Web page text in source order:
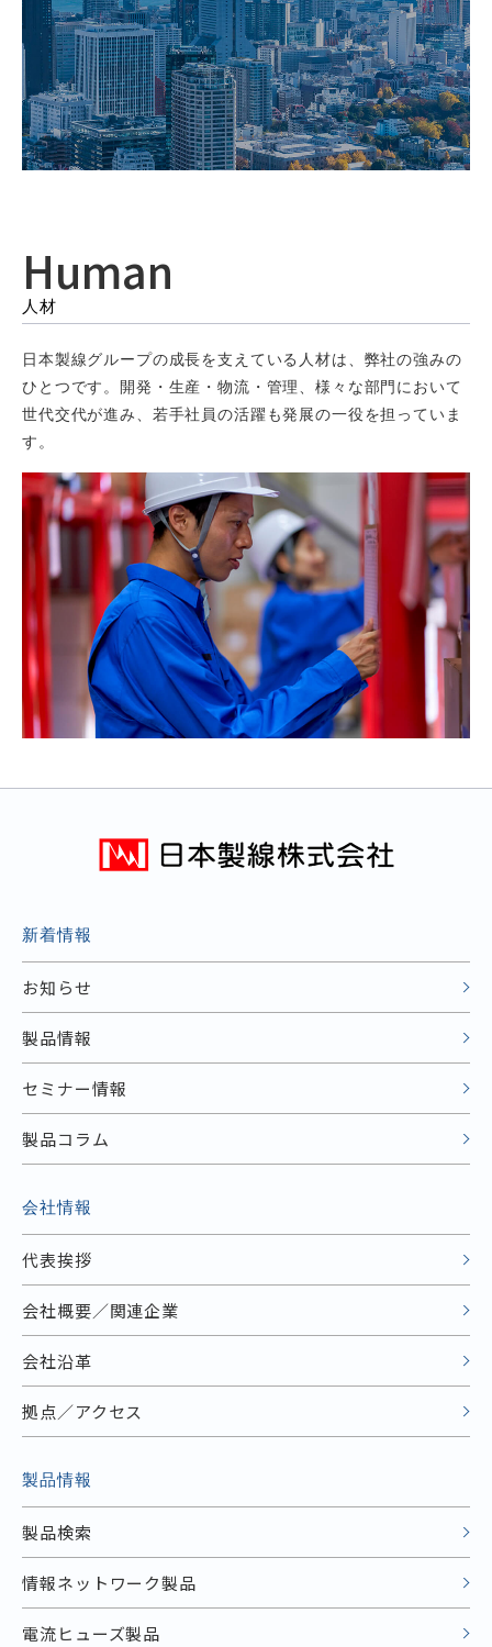
Human
人材
日本製線グループの成長を支えている人材は、弊社の強みの
ひとつです。開発・生産・物流・管理、様々な部門において
世代交代が進み、若手社員の活躍も発展の一役を担っていま
す。
新着情報
お知らせ
製品情報
セミナー情報
製品コラム
会社情報
代表挨拶
会社概要／関連企業
会社沿革
拠点／アクセス
製品情報
製品検索
情報ネットワーク製品
電流ヒューズ製品